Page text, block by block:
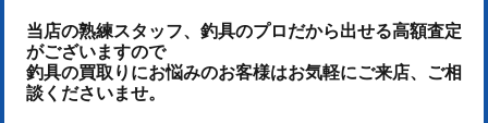
当店の熟練スタッフ、釣具のプロだから出せる高額査定
がございますので
釣具の買取りにお悩みのお客様はお気軽にご来店、ご相
談くださいませ。